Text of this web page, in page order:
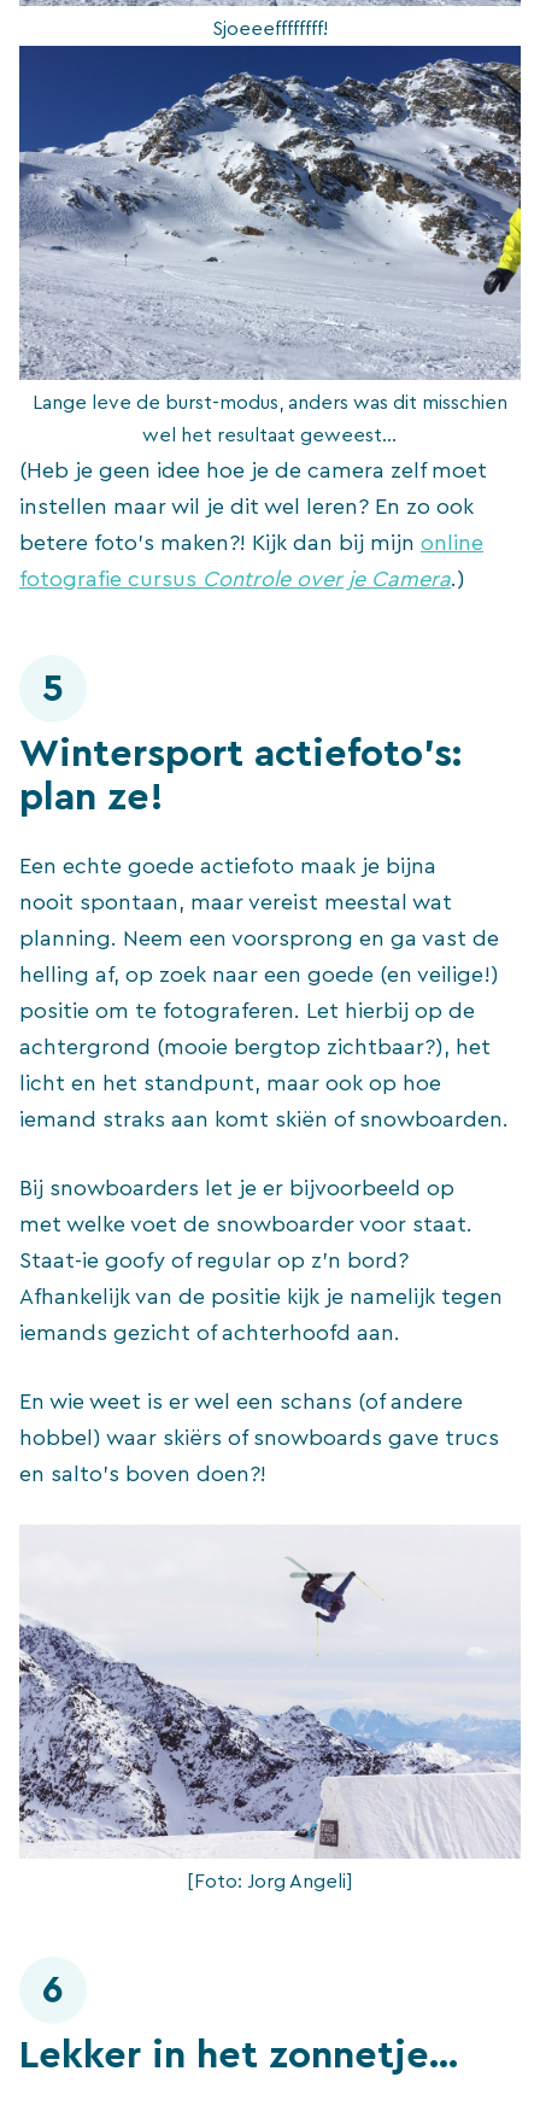
Sjoeeeffffffff!
Lange leve de burst-modus, anders was dit misschien
wel het resultaat geweest…
(Heb je geen idee hoe je de camera zelf moet
instellen maar wil je dit wel leren? En zo ook
betere foto’s maken?! Kijk dan bij mijn online
fotografie cursus Controle over je Camera.)
5
Wintersport actiefoto’s:
plan ze!
Een echte goede actiefoto maak je bijna
nooit spontaan, maar vereist meestal wat
planning. Neem een voorsprong en ga vast de
helling af, op zoek naar een goede (en veilige!)
positie om te fotograferen. Let hierbij op de
achtergrond (mooie bergtop zichtbaar?), het
licht en het standpunt, maar ook op hoe
iemand straks aan komt skiën of snowboarden.
Bij snowboarders let je er bijvoorbeeld op
met welke voet de snowboarder voor staat.
Staat-ie goofy of regular op z’n bord?
Afhankelijk van de positie kijk je namelijk tegen
iemands gezicht of achterhoofd aan.
En wie weet is er wel een schans (of andere
hobbel) waar skiërs of snowboards gave trucs
en salto’s boven doen?!
[Foto: Jorg Angeli]
6
Lekker in het zonnetje…
(wedden dat je fout #5 ook telkens maakt?)
Overlay
overlay-
48654
opened